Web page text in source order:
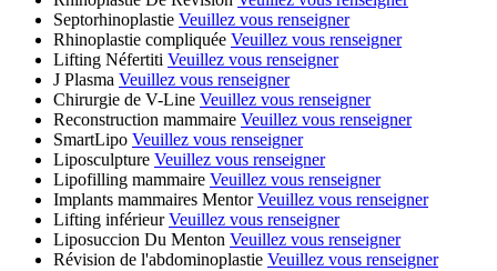
Septorhinoplastie Veuillez vous renseigner
Rhinoplastie compliquée Veuillez vous renseigner
Lifting Néfertiti Veuillez vous renseigner
J Plasma Veuillez vous renseigner
Chirurgie de V-Line Veuillez vous renseigner
Reconstruction mammaire Veuillez vous renseigner
SmartLipo Veuillez vous renseigner
Liposculpture Veuillez vous renseigner
Lipofilling mammaire Veuillez vous renseigner
Implants mammaires Mentor Veuillez vous renseigner
Lifting inférieur Veuillez vous renseigner
Liposuccion Du Menton Veuillez vous renseigner
Révision de l'abdominoplastie Veuillez vous renseigner